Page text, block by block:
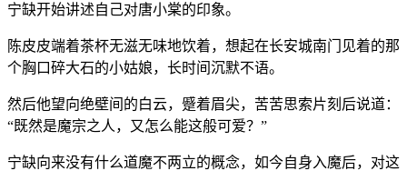
宁缺开始讲述自己对唐小棠的印象。
陈皮皮端着茶杯无滋无味地饮着，想起在长安城南门见着的那
个胸口碎大石的小姑娘，长时间沉默不语。
然后他望向绝壁间的白云，蹙着眉尖，苦苦思索片刻后说道：
“既然是魔宗之人，又怎么能这般可爱？”
宁缺向来没有什么道魔不两立的概念，如今自身入魔后，对这